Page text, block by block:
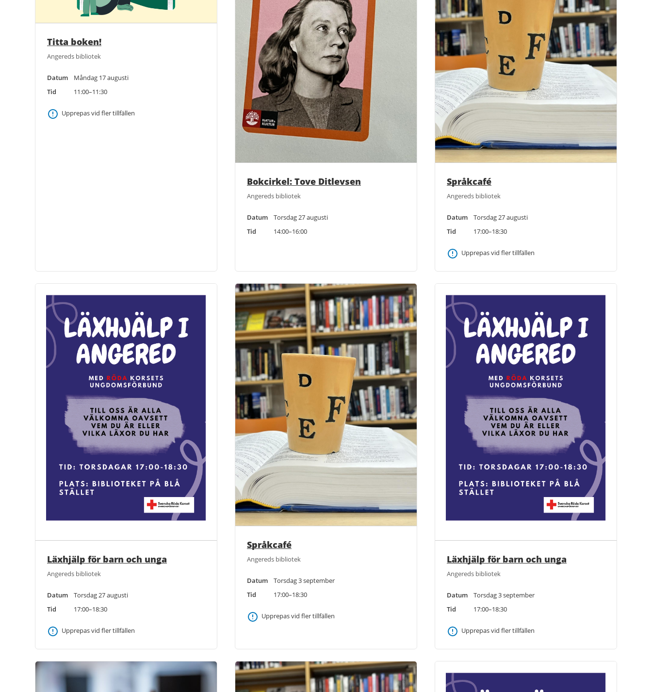
Titta boken!
Angereds bibliotek
Datum
Måndag 17 augusti
Tid
11:00–11:30
Upprepas vid fler tillfällen
Bokcirkel: Tove Ditlevsen
Angereds bibliotek
Datum
Torsdag 27 augusti
Tid
14:00–16:00
Språkcafé
Angereds bibliotek
Datum
Torsdag 27 augusti
Tid
17:00–18:30
Upprepas vid fler tillfällen
Läxhjälp för barn och unga
Angereds bibliotek
Datum
Torsdag 27 augusti
Tid
17:00–18:30
Upprepas vid fler tillfällen
Språkcafé
Angereds bibliotek
Datum
Torsdag 3 september
Tid
17:00–18:30
Upprepas vid fler tillfällen
Läxhjälp för barn och unga
Angereds bibliotek
Datum
Torsdag 3 september
Tid
17:00–18:30
Upprepas vid fler tillfällen